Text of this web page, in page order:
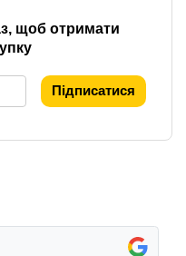
щоб отримати
Підписатися